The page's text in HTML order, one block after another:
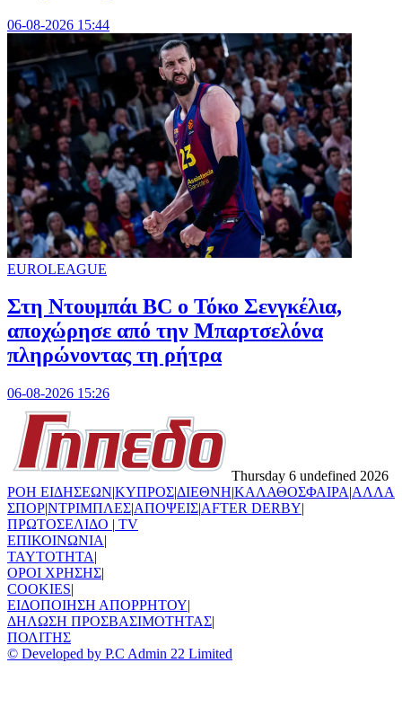
06-08-2026 15:44
EUROLEAGUE
Στη Nτουμπάι BC ο Τόκο Σενγκέλια,
αποχώρησε από την Μπαρτσελόνα
πληρώνοντας τη ρήτρα
06-08-2026 15:26
Thursday 6 undefined 2026
ΡΟΗ ΕΙΔΗΣΕΩΝ|ΚΥΠΡΟΣ|ΔΙΕΘΝΗ|ΚΑΛΑΘΟΣΦΑΙΡΑ|ΑΛΛΑ
ΣΠΟΡ|ΝΤΡΙΜΠΛΕΣ|ΑΠΟΨΕΙΣ|AFTER DERBY|
ΠΡΩΤΟΣΕΛΙΔΟ | TV
ΕΠΙΚΟΙΝΩΝΙΑ|
TAYTOTHTA|
ΟΡΟΙ ΧΡΗΣΗΣ|
COOKIES|
ΕΙΔΟΠΟΙΗΣΗ ΑΠΟΡΡΗΤΟΥ|
ΔΗΛΩΣΗ ΠΡΟΣΒΑΣΙΜΟΤΗΤΑΣ|
ΠΟΛΙΤΗΣ
© Developed by P.C Admin 22 Limited